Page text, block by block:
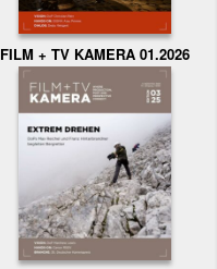
FILM + TV KAMERA 01.2026